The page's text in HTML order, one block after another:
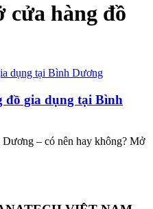
cửa hàng đồ
đồ gia dụng tại Bình
– có nên hay không? Mở